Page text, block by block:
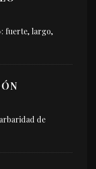
fuerte, largo,
de